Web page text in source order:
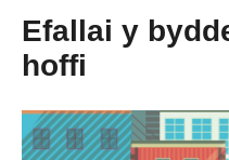
Efallai y
hoffi